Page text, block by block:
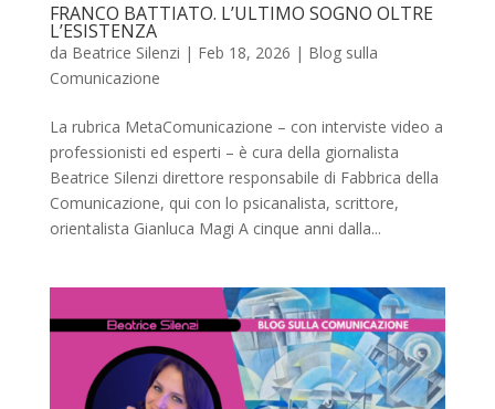
FRANCO BATTIATO. L’ULTIMO SOGNO OLTRE
L’ESISTENZA
da Beatrice Silenzi | Feb 18, 2026 | Blog sulla
Comunicazione
La rubrica MetaComunicazione – con interviste video a
professionisti ed esperti – è cura della giornalista
Beatrice Silenzi direttore responsabile di Fabbrica della
Comunicazione, qui con lo psicanalista, scrittore,
orientalista Gianluca Magi A cinque anni dalla...